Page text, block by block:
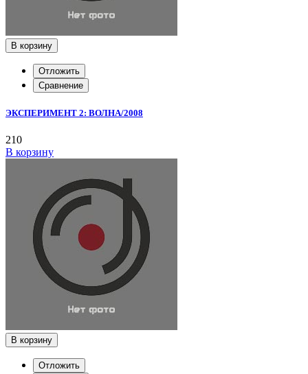
В корзину
Отложить
Сравнение
ЭКСПЕРИМЕНТ 2: ВОЛНА/2008
210
В корзину
В корзину
Отложить